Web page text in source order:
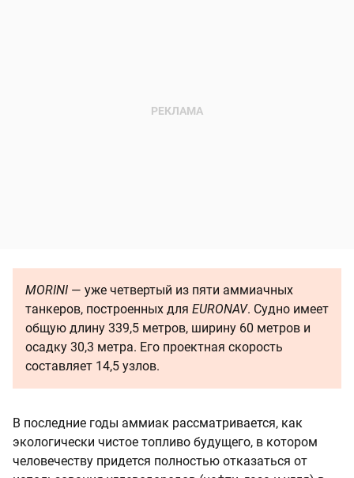
MORINI — уже четвертый из пяти аммиачных
танкеров, построенных для EURONAV. Судно имеет
общую длину 339,5 метров, ширину 60 метров и
осадку 30,3 метра. Его проектная скорость
составляет 14,5 узлов.
В последние годы аммиак рассматривается, как
экологически чистое топливо будущего, в котором
человечеству придется полностью отказаться от